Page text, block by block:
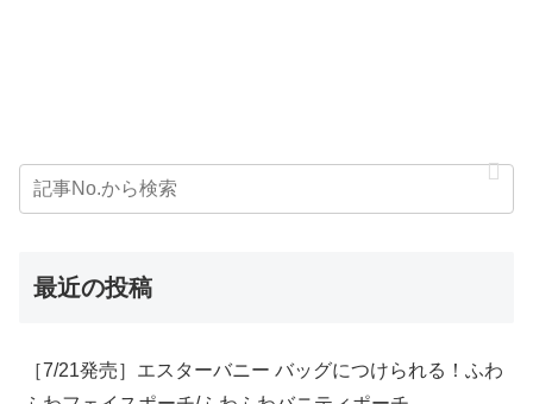
最近の投稿
［7/21発売］エスターバニー バッグにつけられる！ふわ